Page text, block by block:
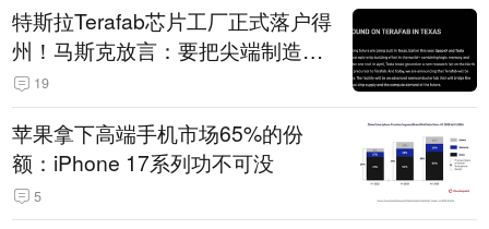
特斯拉Terafab芯片工厂正式落户得
州！马斯克放言：要把尖端制造带
回美国
19
苹果拿下高端手机市场65%的份
额：iPhone 17系列功不可没
5